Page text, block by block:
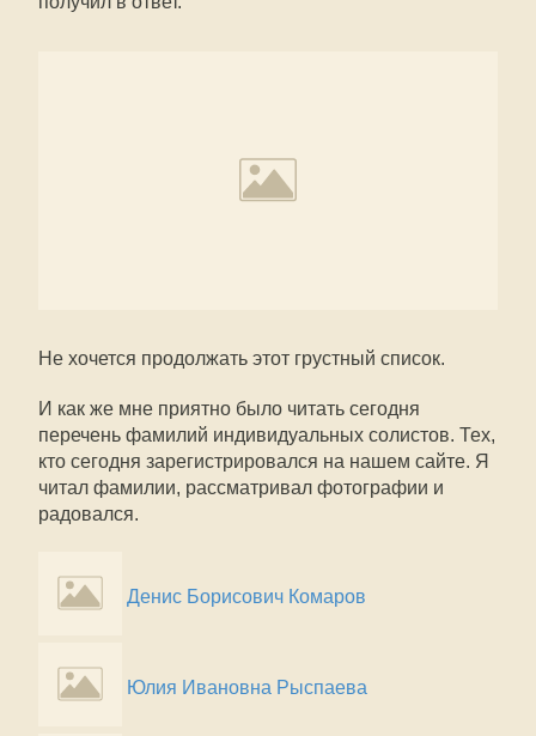
Не хочется продолжать этот грустный список.
И как же мне приятно было читать сегодня
перечень фамилий индивидуальных солистов. Тех,
кто сегодня зарегистрировался на нашем сайте. Я
читал фамилии, рассматривал фотографии и
радовался.
Денис Борисович Комаров
Юлия Ивановна Рыспаева